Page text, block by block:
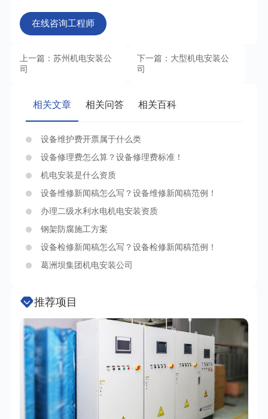
在线咨询工程师
上一篇：苏州机电安装公
司
下一篇：大型机电安装公
司
相关文章 相关问答 相关百科
设备维护费开票属于什么类
设备修理费怎么算？设备修理费标准！
机电安装是什么资质
设备维修新闻稿怎么写？设备维修新闻稿范例！
办理二级水利水电机电安装资质
钢架防腐施工方案
设备检修新闻稿怎么写？设备检修新闻稿范例！
葛洲坝集团机电安装公司
推荐项目